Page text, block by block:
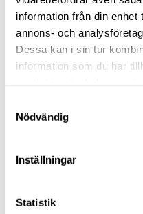
information från din
annons- och
Dessa kan i sin tur
information som du har
Nödvändig
Inställningar
Statistik
Kom igång – migrän- &
Praktisk introduktion som
& stressyoga.